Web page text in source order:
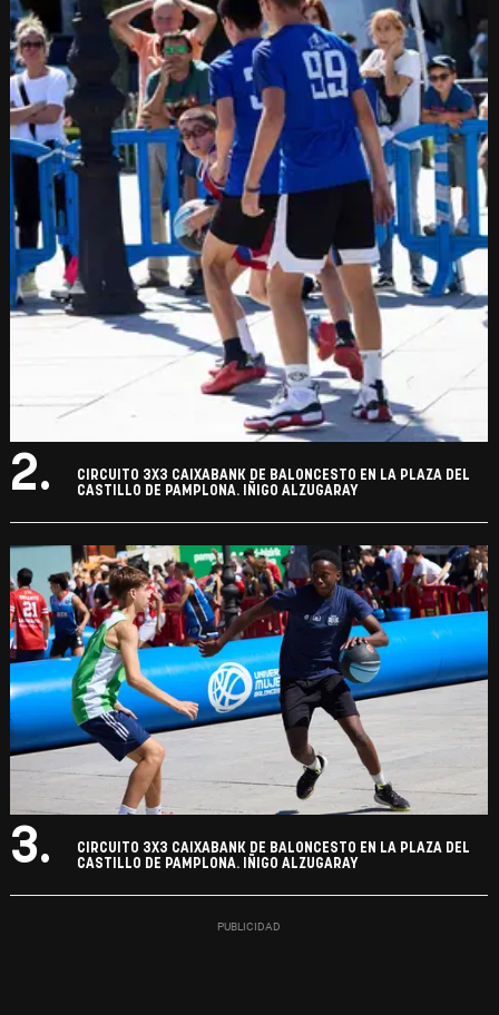
2.
CIRCUITO 3X3 CAIXABANK DE BALONCESTO EN LA PLAZA DEL
CASTILLO DE PAMPLONA. IÑIGO ALZUGARAY
3.
CIRCUITO 3X3 CAIXABANK DE BALONCESTO EN LA PLAZA DEL
CASTILLO DE PAMPLONA. IÑIGO ALZUGARAY